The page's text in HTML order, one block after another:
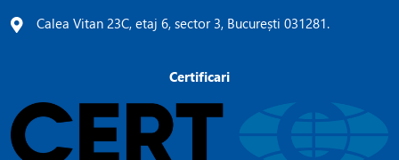
Calea Vitan 23C, etaj 6, sector 3, București 031281.
Certificari